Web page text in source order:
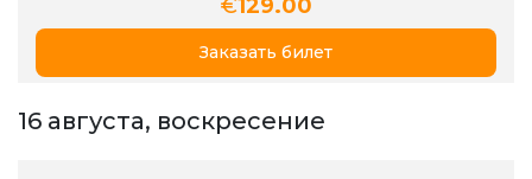
€129.00
Заказать билет
16 августа, воскресение